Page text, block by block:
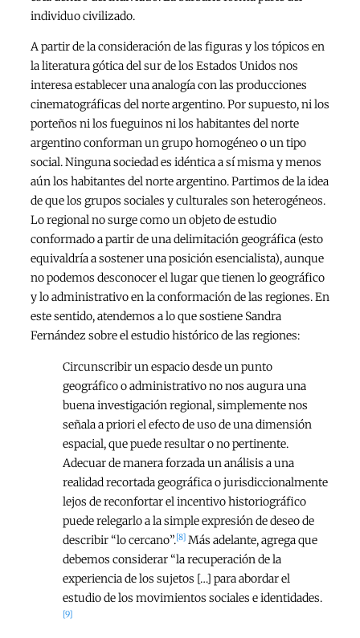
individuo civilizado.
A partir de la consideración de las figuras y los tópicos en
la literatura gótica del sur de los Estados Unidos nos
interesa establecer una analogía con las producciones
cinematográficas del norte argentino. Por supuesto, ni los
porteños ni los fueguinos ni los habitantes del norte
argentino conforman un grupo homogéneo o un tipo
social. Ninguna sociedad es idéntica a sí misma y menos
aún los habitantes del norte argentino. Partimos de la idea
de que los grupos sociales y culturales son heterogéneos.
Lo regional no surge como un objeto de estudio
conformado a partir de una delimitación geográfica (esto
equivaldría a sostener una posición esencialista), aunque
no podemos desconocer el lugar que tienen lo geográfico
y lo administrativo en la conformación de las regiones. En
este sentido, atendemos a lo que sostiene Sandra
Fernández sobre el estudio histórico de las regiones:
Circunscribir un espacio desde un punto
geográfico o administrativo no nos augura una
buena investigación regional, simplemente nos
señala a priori el efecto de uso de una dimensión
espacial, que puede resultar o no pertinente.
Adecuar de manera forzada un análisis a una
realidad recortada geográfica o jurisdiccionalmente
lejos de reconfortar el incentivo historiográfico
puede relegarlo a la simple expresión de deseo de
describir “lo cercano”.[8] Más adelante, agrega que
debemos considerar “la recuperación de la
experiencia de los sujetos […] para abordar el
estudio de los movimientos sociales e identidades.
[9]